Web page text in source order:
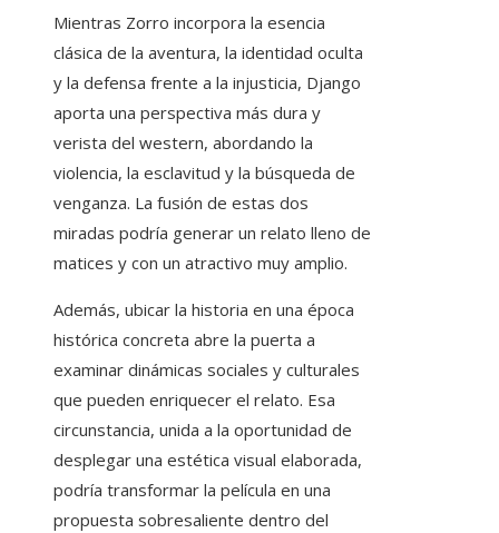
Mientras Zorro incorpora la esencia
clásica de la aventura, la identidad oculta
y la defensa frente a la injusticia, Django
aporta una perspectiva más dura y
verista del western, abordando la
violencia, la esclavitud y la búsqueda de
venganza. La fusión de estas dos
miradas podría generar un relato lleno de
matices y con un atractivo muy amplio.
Además, ubicar la historia en una época
histórica concreta abre la puerta a
examinar dinámicas sociales y culturales
que pueden enriquecer el relato. Esa
circunstancia, unida a la oportunidad de
desplegar una estética visual elaborada,
podría transformar la película en una
propuesta sobresaliente dentro del